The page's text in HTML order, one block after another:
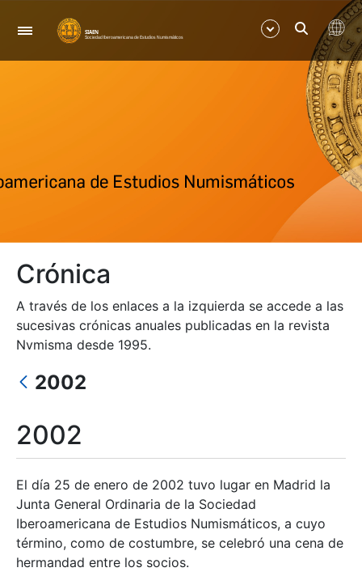
Navegación
Mostrar/Ocultar
Mostrar/Ocultar
Mostrar/Ocultar
Crónica
A través de los enlaces a la izquierda se accede a las
sucesivas crónicas anuales publicadas en la revista
Nvmisma desde 1995.
2002
2002
El día 25 de enero de 2002 tuvo lugar en Madrid la
Junta General Ordinaria de la Sociedad
Iberoamericana de Estudios Numismáticos, a cuyo
término, como de costumbre, se celebró una cena de
hermandad entre los socios.